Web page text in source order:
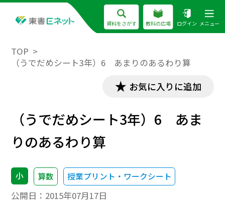
資料をさがす 教科の広場 ログイン メニュー
TOP
（うでだめシート3年）6 あまりのあるわり算
お気に入りに追加
（うでだめシート3年）6 あま
りのあるわり算
小 算数 授業プリント・ワークシート
公開日： 2015年07月17日